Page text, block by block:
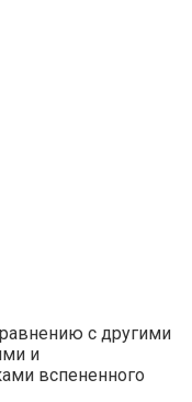
с другими
и
вспененного